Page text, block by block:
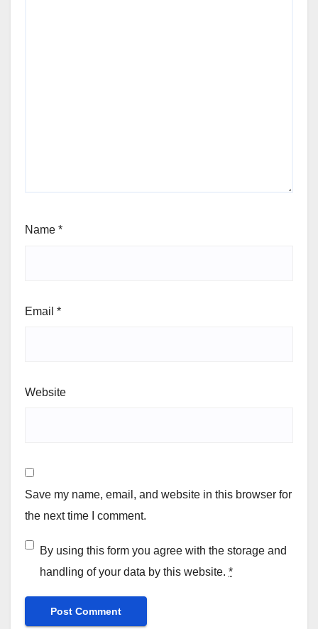
Name *
Email *
Website
Save my name, email, and website in this browser for
the next time I comment.
By using this form you agree with the storage and
handling of your data by this website. *